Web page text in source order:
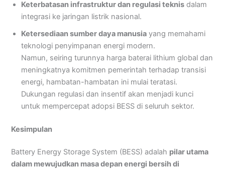
Keterbatasan infrastruktur dan regulasi teknis dalam
integrasi ke jaringan listrik nasional.
Ketersediaan sumber daya manusia yang memahami
teknologi penyimpanan energi modern.
Namun, seiring turunnya harga baterai lithium global dan
meningkatnya komitmen pemerintah terhadap transisi
energi, hambatan-hambatan ini mulai teratasi.
Dukungan regulasi dan insentif akan menjadi kunci
untuk mempercepat adopsi BESS di seluruh sektor.
Kesimpulan
Battery Energy Storage System (BESS) adalah pilar utama
dalam mewujudkan masa depan energi bersih di